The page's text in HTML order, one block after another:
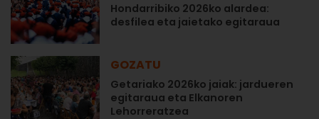
Hondarribiko 2026ko alardea:
desfilea eta jaietako egitaraua
GOZATU
Getariako 2026ko jaiak: jardueren
egitaraua eta Elkanoren
Lehorreratzea